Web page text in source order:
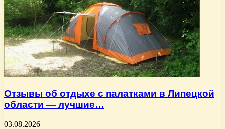
Отзывы об отдыхе с палатками в Липецкой
области — лучшие…
03.08.2026